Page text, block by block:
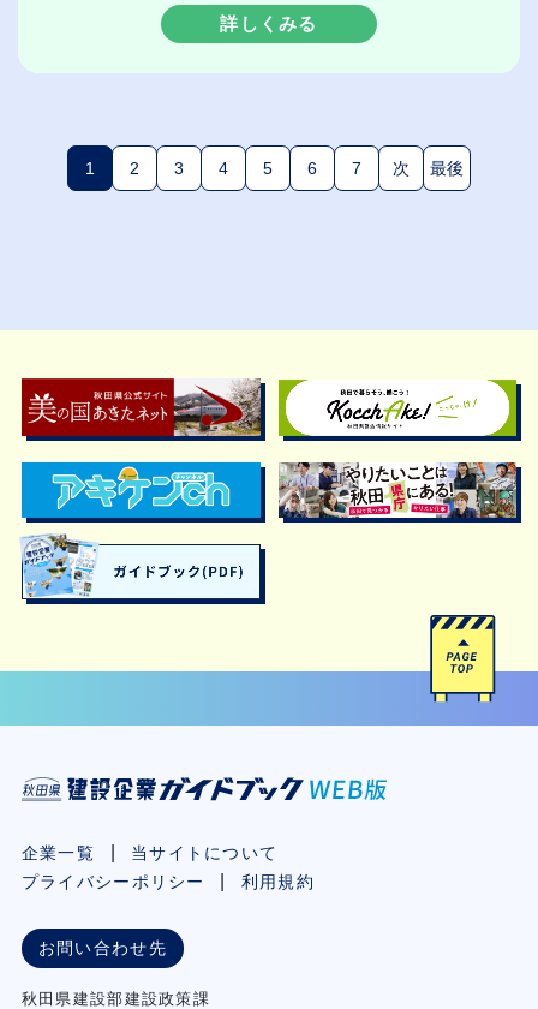
詳しくみる
1(現在のページ)
2 3 4 5 6 7 次 最後
企業一覧
当サイトについて
プライバシーポリシー
利用規約
お問い合わせ先
秋⽥県建設部建設政策課